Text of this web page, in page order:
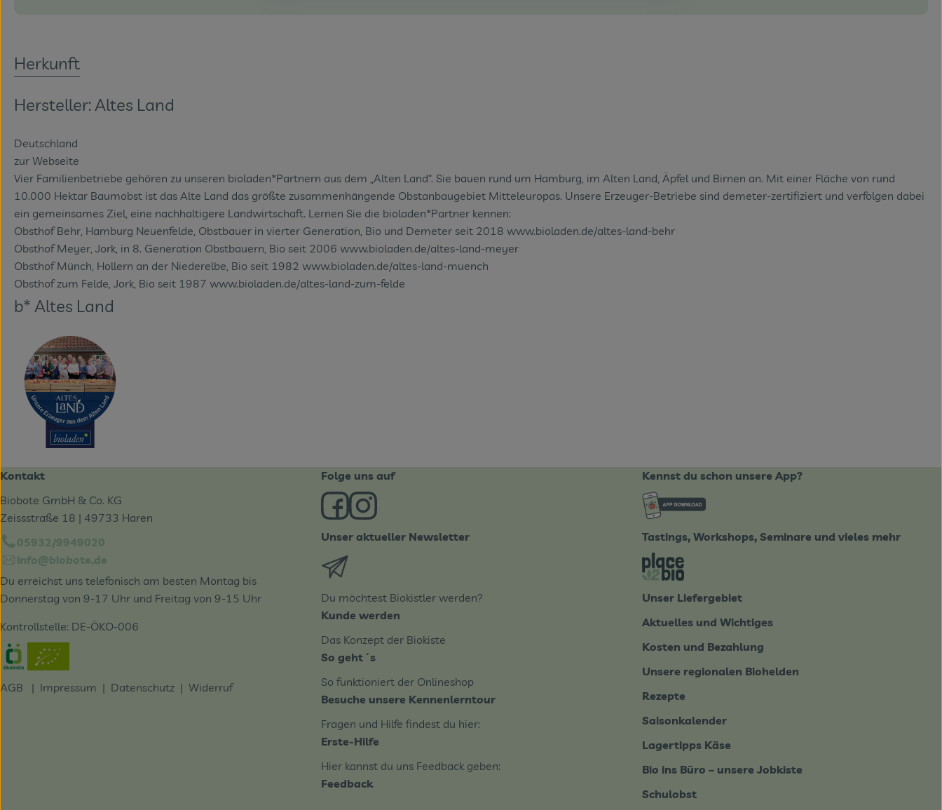
Herkunft
Hersteller: Altes Land
Deutschland
zur Webseite
Vier Familienbetriebe gehören zu unseren bioladen*Partnern aus dem „Alten Land“. Sie bauen rund um Hamburg, im Alten Land, Äpfel und Birnen an. Mit einer Fläche von rund
10.000 Hektar Baumobst ist das Alte Land das größte zusammenhängende Obstanbaugebiet Mitteleuropas. Unsere Erzeuger-Betriebe sind demeter-zertifiziert und verfolgen dabei
ein gemeinsames Ziel, eine nachhaltigere Landwirtschaft. Lernen Sie die bioladen*Partner kennen:
Obsthof Behr, Hamburg Neuenfelde, Obstbauer in vierter Generation, Bio und Demeter seit 2018 www.bioladen.de/altes-land-behr
Obsthof Meyer, Jork, in 8. Generation Obstbauern, Bio seit 2006 www.bioladen.de/altes-land-meyer
Obsthof Münch, Hollern an der Niederelbe, Bio seit 1982 www.bioladen.de/altes-land-muench
Obsthof zum Felde, Jork, Bio seit 1987 www.bioladen.de/altes-land-zum-felde
b* Altes Land
Kontakt
Biobote GmbH & Co. KG
Zeissstraße 18 | 49733 Haren
05932/9949020
info@biobote.de
Du erreichst uns telefonisch am besten Montag bis
Donnerstag von 9-17 Uhr und Freitag von 9-15 Uhr
Kontrollstelle: DE-ÖKO-006
Externer Link zu https://www.oekokiste.de/
AGB | Impressum | Datenschutz | Widerruf
Folge uns auf
Externer Link zu https://www.facebook.com/derBiobote/
Externer Link zu https://www.instagram.com/biobote_de/
Unser aktueller Newsletter
Externer Link zu https://biobote.de/mailvorlage/newsletter-0826.html
Du möchtest Biokistler werden?
Kunde werden
Das Konzept der Biokiste
So geht´s
So funktioniert der Onlineshop
Besuche unsere Kennenlerntour
Fragen und Hilfe findest du hier:
Erste-Hilfe
Hier kannst du uns Feedback geben:
Feedback
Kennst du schon unsere App?
Externer Link zu https://www.biobote-
Tastings, Workshops, Seminare und vieles mehr
Externer Link zu https://place2bio.de/
Unser Liefergebiet
Aktuelles und Wichtiges
Kosten und Bezahlung
Unsere regionalen Biohelden
Rezepte
Saisonkalender
Lagertipps Käse
Bio ins Büro – unsere Jobkiste
Schulobst